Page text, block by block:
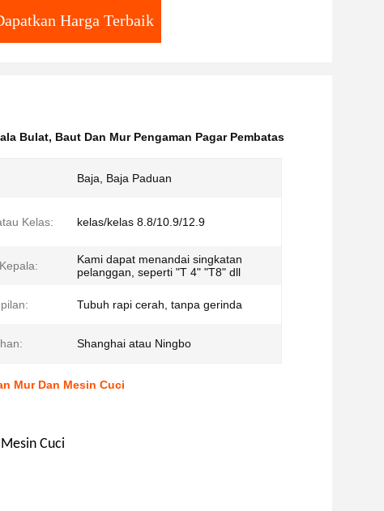
Harga Terbaik
Bulat, Baut Dan Mur Pengaman Pagar Pembatas
Baja, Baja Paduan
Kelas: kelas/kelas 8.8/10.9/12.9
Kami dapat menandai singkatan
pelanggan, seperti "T 4" "T8" dll
Tubuh rapi cerah, tanpa gerinda
Shanghai atau Ningbo
Mur Dan Mesin Cuci
Cuci